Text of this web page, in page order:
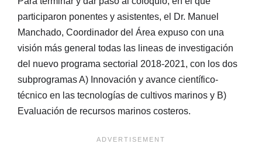
participaron ponentes y asistentes, el Dr. Manuel
Manchado, Coordinador del Área expuso con una
visión más general todas las lineas de investigación
del nuevo programa sectorial 2018-2021, con los dos
subprogramas A) Innovación y avance científico-
técnico en las tecnologías de cultivos marinos y B)
Evaluación de recursos marinos costeros.